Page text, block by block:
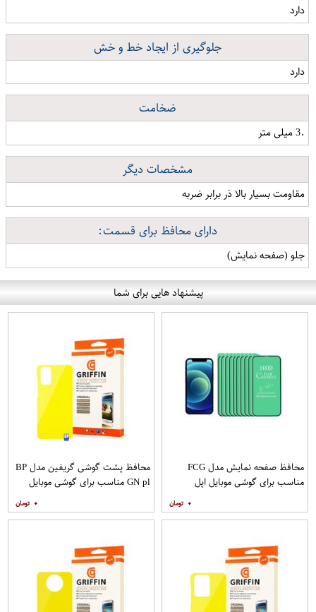
دارد
جلوگیری از ایجاد خط و خش
دارد
ضخامت
.3 میلی متر
مشخصات دیگر
مقاومت بسیار بالا ذر برابر ضربه
دارای محافظ برای قسمت:
جلو (صفحه نمایش)
پیشنهاد هایی برای شما
محافظ صفحه نمایش مدل FCG
مناسب برای گوشی موبایل اپل
۰
محافظ پشت گوشی گریفین مدل BP
GN pl مناسب برای گوشی موبایل
۰